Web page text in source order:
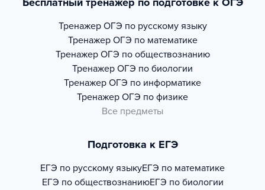
Тренажер ОГЭ по русскому языку
Тренажер ОГЭ по математике
Тренажер ОГЭ по обществознанию
Тренажер ОГЭ по биологии
Тренажер ОГЭ по информатике
Тренажер ОГЭ по физике
Все предметы
Подготовка к ЕГЭ
ЕГЭ по русскому языкуЕГЭ по математике
ЕГЭ по обществознаниюЕГЭ по биологии